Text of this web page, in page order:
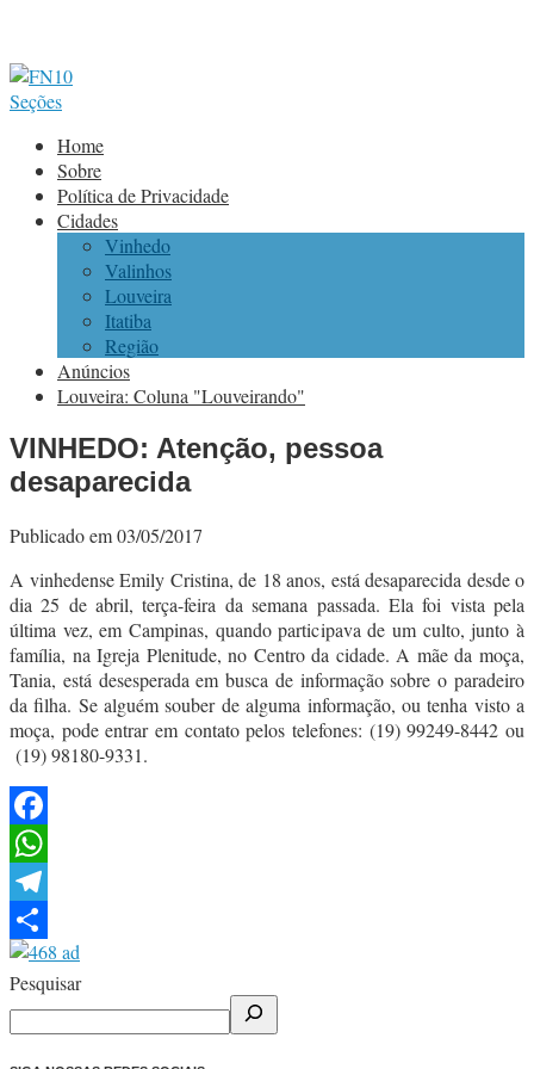
Seções
Home
Sobre
Política de Privacidade
Cidades
Vinhedo
Valinhos
Louveira
Itatiba
Região
Anúncios
Louveira: Coluna "Louveirando"
VINHEDO: Atenção, pessoa
desaparecida
Publicado em 03/05/2017
A vinhedense Emily Cristina, de 18 anos, está desaparecida desde o
dia 25 de abril, terça-feira da semana passada. Ela foi vista pela
última vez, em Campinas, quando participava de um culto, junto à
família, na Igreja Plenitude, no Centro da cidade. A mãe da moça,
Tania, está desesperada em busca de informação sobre o paradeiro
da filha. Se alguém souber de alguma informação, ou tenha visto a
moça, pode entrar em contato pelos telefones: (19) 99249-8442 ou
(19) 98180-9331.
Facebook
WhatsApp
Telegram
Share
Pesquisar